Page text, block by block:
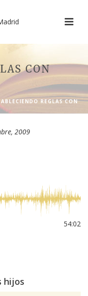
CON
REGLAS CON
2009
54:02
hijos